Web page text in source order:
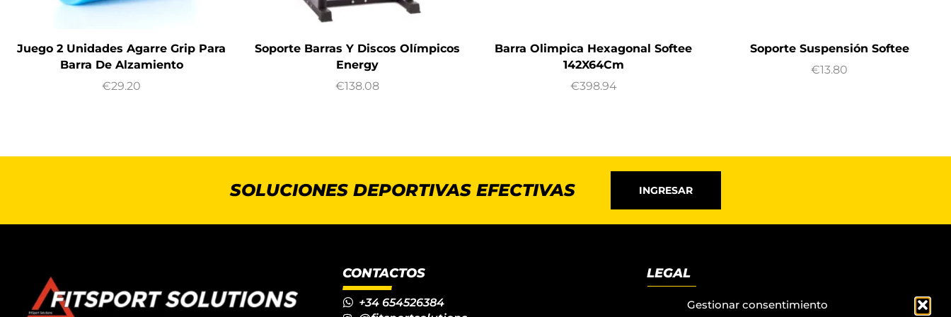
Gestionar consentimiento
Juego 2 Unidades Agarre Grip Para
Barra De Alzamiento
€29.20
Soporte Barras Y Discos Olímpicos
Energy
€138.08
Barra Olimpica Hexagonal Softee
142X64Cm
€398.94
Soporte Suspensión Softee
€13.80
SOLUCIONES DEPORTIVAS EFECTIVAS INGRESAR
CONTACTOS
+34 654526384
LEGAL
Términos y condiciones